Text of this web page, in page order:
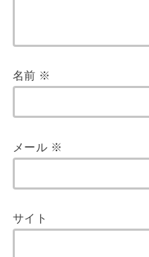
名前 ※
メール ※
サイト